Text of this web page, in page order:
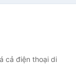
cả điện thoại di